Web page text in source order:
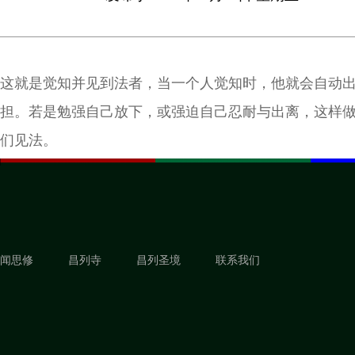
这就是觉知并见到法者，当一个人觉知时，他就会自动
担。若是勉强自己放下，或强迫自己忍耐与出离，这样
们见法。
闻思修 昌列寺 昌列圣境 联系我们